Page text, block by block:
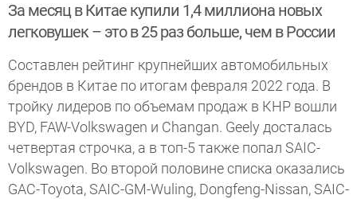
За месяц в Китае купили 1,4 миллиона новых
легковушек – это в 25 раз больше, чем в России
Составлен рейтинг крупнейших автомобильных
брендов в Китае по итогам февраля 2022 года. В
тройку лидеров по объемам продаж в КНР вошли
BYD, FAW-Volkswagen и Changan. Geely досталась
четвертая строчка, а в топ-5 также попал SAIC-
Volkswagen. Во второй половине списка оказались
GAC-Toyota, SAIC-GM-Wuling, Dongfeng-Nissan, SAIC-